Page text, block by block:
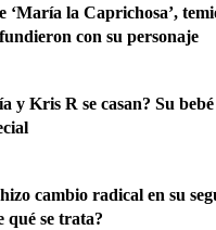
‘María la Caprichosa’,
con su personaje
y Kris R se casan? Su
cambio radical en su
qué se trata?